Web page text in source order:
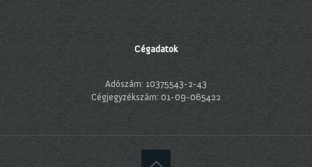
Cégadatok
Adószám: 10375543-2-43
Cégjegyzékszám: 01-09-065422